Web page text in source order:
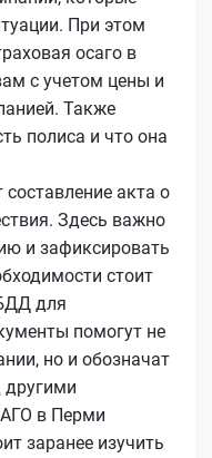
При этом
осаго в
с учетом цены и
Также
полиса и что она
акта о
Здесь важно
и зафиксировать
стоит
для
помогут не
но и обозначат
другими
в Перми
заранее изучить